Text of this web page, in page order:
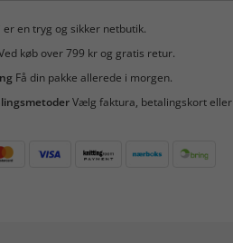
en tryg og sikker netbutik.
køb over 799 kr og gratis retur.
Få din pakke allerede i morgen.
Vælg faktura, betalingskort eller